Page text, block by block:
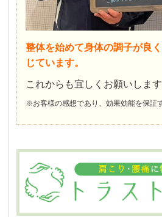
整体を始めて身体の調子が良
じています。
これからも宜しくお願いします
※お客様の感想であり、効果効能を保証